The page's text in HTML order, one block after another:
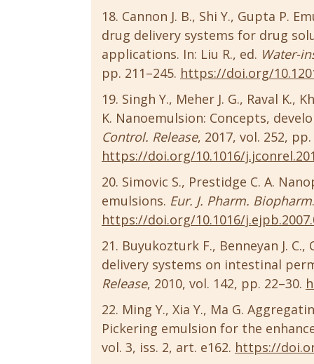
Cannon J. B., Shi Y., Gupta P.
drug delivery systems for drug
applications. In: Liu R., ed. Water-
pp. 211–245. https://doi.org/
Singh Y., Meher J. G., Raval K.,
K. Nanoemulsion: Concepts,
Control. Release, 2017, vol. 252, pp.
https://doi.org/10.1016/
Simovic S., Prestidge C. A.
emulsions. Eur. J. Pharm. Biopharm
https://doi.org/10.1016/
Buyukozturk F., Benneyan J.
delivery systems on intestinal
Release, 2010, vol. 142, pp. 22–30.
Ming Y., Xia Y., Ma G.
Pickering emulsion for the
vol. 3, iss. 2, art. e162. https://